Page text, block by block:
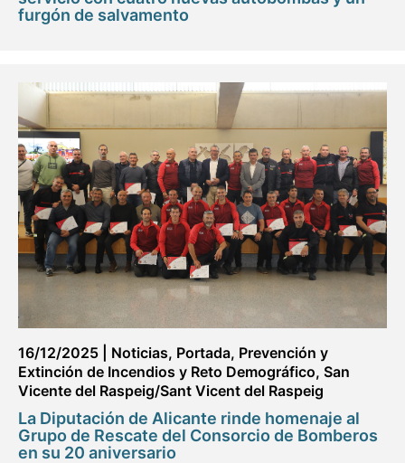
furgón de salvamento
16/12/2025 Noticias, Portada, Prevención y
Extinción de Incendios y Reto Demográfico, San
Vicente del Raspeig/Sant Vicent del Raspeig
La Diputación de Alicante rinde homenaje al
Grupo de Rescate del Consorcio de Bomberos
en su 20 aniversario